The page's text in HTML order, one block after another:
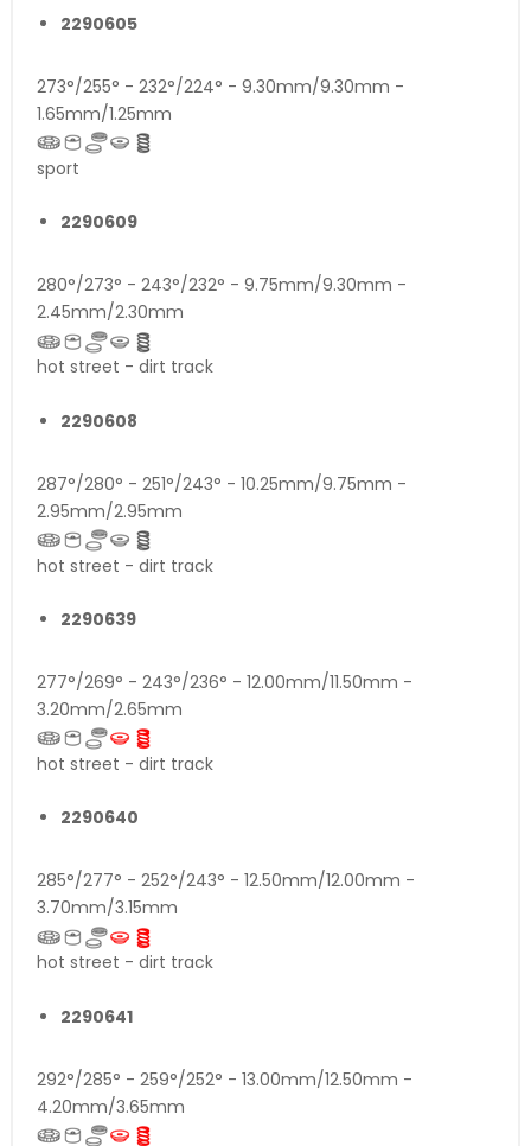
2290605
273°/255° - 232°/224° - 9.30mm/9.30mm -
1.65mm/1.25mm
sport
2290609
280°/273° - 243°/232° - 9.75mm/9.30mm -
2.45mm/2.30mm
hot street - dirt track
2290608
287°/280° - 251°/243° - 10.25mm/9.75mm -
2.95mm/2.95mm
hot street - dirt track
2290639
277°/269° - 243°/236° - 12.00mm/11.50mm -
3.20mm/2.65mm
hot street - dirt track
2290640
285°/277° - 252°/243° - 12.50mm/12.00mm -
3.70mm/3.15mm
hot street - dirt track
2290641
292°/285° - 259°/252° - 13.00mm/12.50mm -
4.20mm/3.65mm